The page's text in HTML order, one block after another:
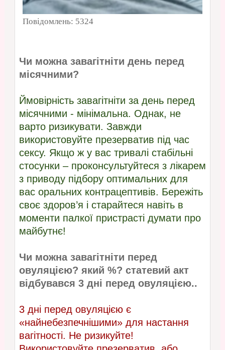
Повідомлень: 5324
Чи можна завагітніти день перед
місячними?
Ймовірність завагітніти за день перед
місячними - мінімальна. Однак, не
варто ризикувати. Завжди
використовуйте презерватив під час
сексу. Якщо ж у вас тривалі стабільні
стосунки – проконсультуйтеся з лікарем
з приводу підбору оптимальних для
вас оральних контрацептивів. Бережіть
своє здоров’я і старайтеся навіть в
моменти палкої пристрасті думати про
майбутнє!
Чи можна завагітніти перед
овуляцією? який %? статевий акт
відбувався 3 дні перед овуляцією..
3 дні перед овуляцією є
«найнебезпечнішими» для настання
вагітності. Не ризикуйте!